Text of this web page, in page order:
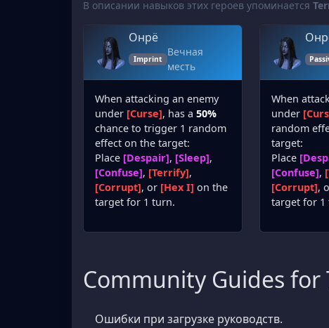
В описании навыков этих героев упоминается
Онрё
Imprint
Вечная
месть
When attacking an enemy
under [Curse], has a 50%
chance to trigger 1 random
effect on the target:
Place [Despair], [Sleep],
[Confuse], [Terrify],
[Corrupt], or [Hex I] on the
target for 1 turn.
When
under
random
target:
Place
[Confuse],
[Corrupt],
target for 1
Community Guides for
Ошибки при загрузке руководств.